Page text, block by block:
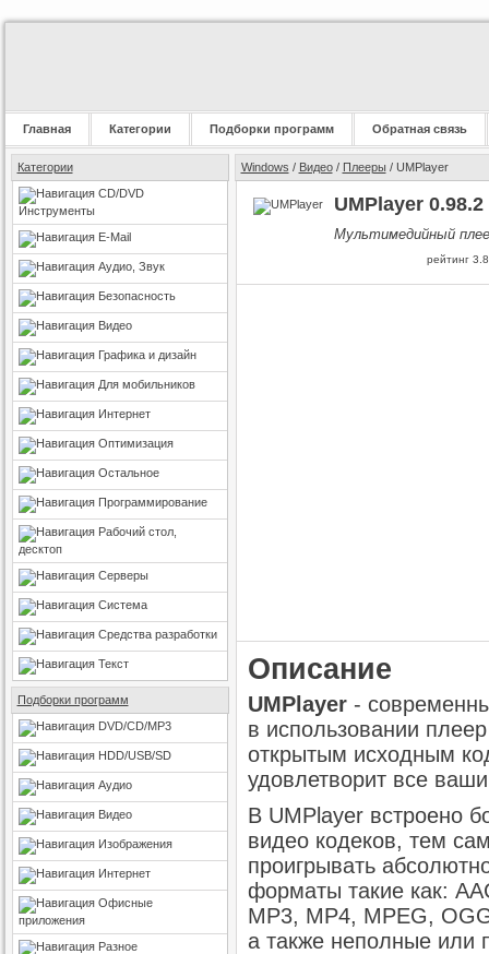
Главная Категории Подборки программ Обратная связь
Категории
CD/DVD
Инструменты
E-Mail
Аудио, Звук
Безопасность
Видео
Графика и дизайн
Для мобильников
Интернет
Оптимизация
Остальное
Программирование
Рабочий стол,
десктоп
Серверы
Система
Средства разработки
Текст
Подборки программ
DVD/CD/MP3
HDD/USB/SD
Аудио
Видео
Изображения
Интернет
Офисные
приложения
Разное
Windows / Видео/ Плееры/ UMPlayer
UMPlayer 0.98.2
Мультимедийный
рейтинг 3.8
Описание
UMPlayer-
в использовании
открытым исходным
удовлетворит все
В UMPlayer встроено
видео кодеков, тем
проигрывать
форматы такие как:
MP3, MP4, MPEG,
а также неполные